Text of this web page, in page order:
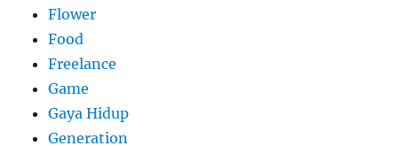
Flower
Food
Freelance
Game
Gaya Hidup
Generation